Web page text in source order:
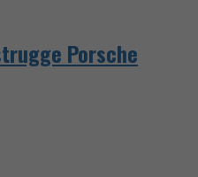
Porsche